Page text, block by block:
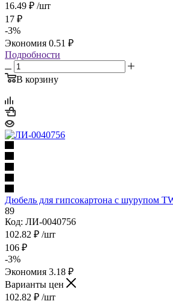
16.49 ₽ /шт
17 ₽
-3%
Экономия 0.51 ₽
Подробности
В корзину
Дюбель для гипсокартона с шурупом
89
Код: ЛИ-0040756
102.82 ₽ /шт
106 ₽
-3%
Экономия 3.18 ₽
Варианты цен
102.82 ₽ /шт